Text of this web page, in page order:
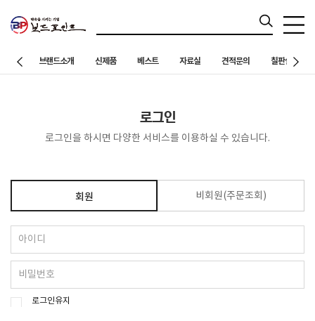
브랜드소개 신제품 베스트 자료실 견적문의 칠판설치 사례
로그인
로그인을 하시면 다양한 서비스를 이용하실 수 있습니다.
회원 비회원(주문조회)
로그인유지